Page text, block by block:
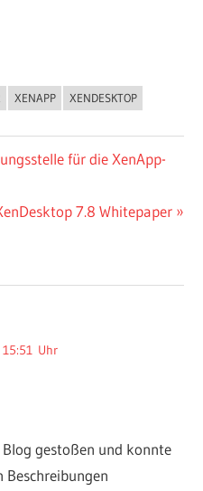
XENAPP XENDESKTOP
für die XenApp-
7.8 Whitepaper
Uhr
gestoßen und konnte